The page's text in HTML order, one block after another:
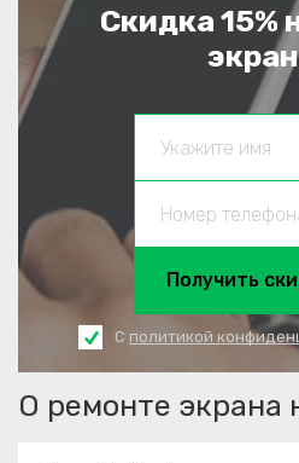
Скидка 15%
Получить
С политикой
О ремонте экрана